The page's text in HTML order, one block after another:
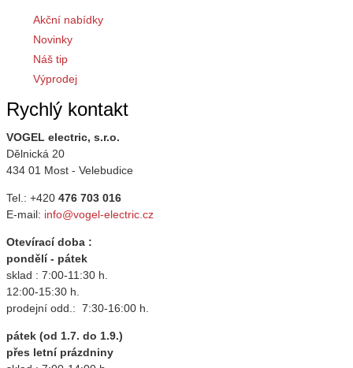
Akční nabídky
Novinky
Náš tip
Výprodej
Rychlý kontakt
VOGEL electric, s.r.o.
Dělnická 20
434 01 Most - Velebudice
Tel.: +420 476 703 016
E-mail: info@vogel-electric.cz
Otevírací doba :
pondělí - pátek
sklad : 7:00-11:30 h.
12:00-15:30 h.
prodejní odd.: 7:30-16:00 h.
pátek (od 1.7. do 1.9.)
přes letní prázdniny